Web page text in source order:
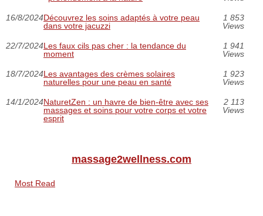
16/8/2024Découvrez les soins adaptés à votre peau
dans votre jacuzzi
1 853
Views
22/7/2024Les faux cils pas cher : la tendance du
moment
1 941
Views
18/7/2024Les avantages des crèmes solaires
naturelles pour une peau en santé
1 923
Views
14/1/2024NaturetZen : un havre de bien-être avec ses
massages et soins pour votre corps et votre
esprit
2 113
Views
massage2wellness.com
Most Read